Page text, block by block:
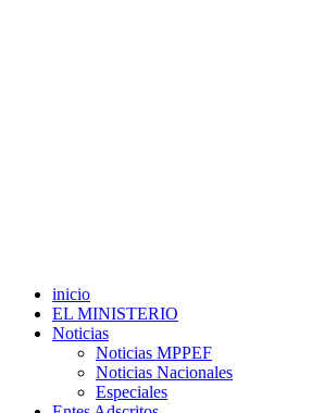
inicio
EL MINISTERIO
Noticias
Noticias MPPEF
Noticias Nacionales
Especiales